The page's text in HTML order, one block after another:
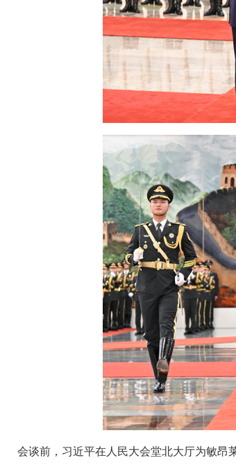
会谈前，习近平在人民大会堂北大厅为敏昂莱
完善运行机制助力责任有效落实
东山县通报“牛蛙产品抗生素超标问题”